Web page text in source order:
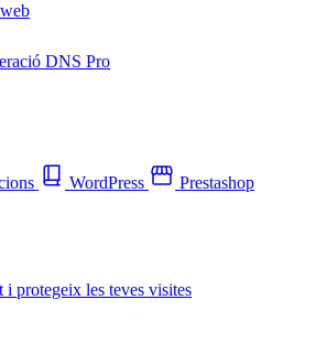
DNS Pro
WordPress Prestashop
protegeix les teves visites